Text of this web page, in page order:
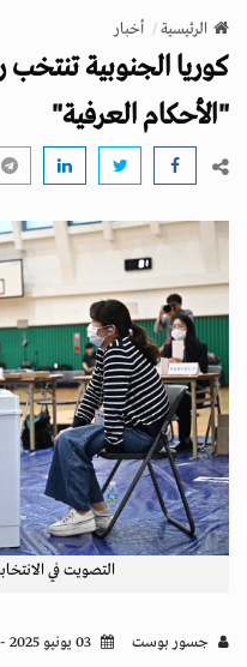
v
g
a
n
الرئيسية أخبار
كوريا الجنوبية
"الأحكام العرفية"
التصويت في
جسور بوست